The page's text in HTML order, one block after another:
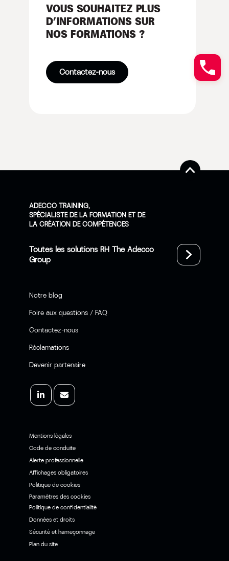
VOUS SOUHAITEZ PLUS
D’INFORMATIONS SUR
NOS FORMATIONS ?
Contactez-nous
ADECCO TRAINING,
SPÉCIALISTE DE LA FORMATION ET DE
LA CRÉATION DE COMPÉTENCES
Toutes les solutions RH The Adecco
Group
Notre blog
Foire aux questions / FAQ
Contactez-nous
Réclamations
Devenir partenaire
Mentions légales
Code de conduite
Alerte professionnelle
Affichages obligatoires
Politique de cookies
Paramètres des cookies
Politique de confidentialité
Données et droits
Sécurité et hameçonnage
Plan du site